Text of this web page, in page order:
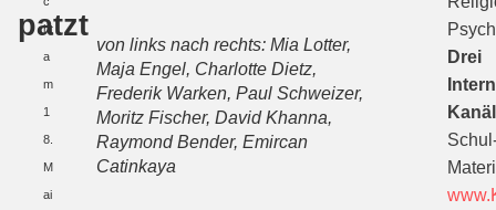
patzt
ht
a
m
1
8.
M
ai
von links nach rechts: Mia Lotter,
Maja Engel, Charlotte Dietz,
Frederik Warken, Paul Schweizer,
Moritz Fischer, David Khanna,
Raymond Bender, Emircan
Catinkaya
Drei